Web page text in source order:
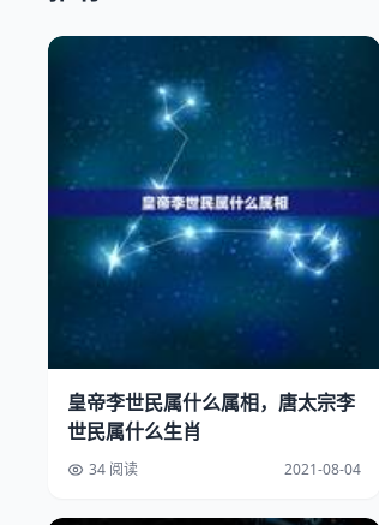
皇帝李世民属什么属相，唐太宗李
世民属什么生肖
34 阅读 2021-08-04